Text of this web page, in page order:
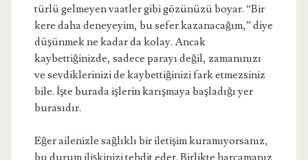
türlü gelmeyen vaatler gibi gözünüzü boyar. “Bir
kere daha deneyeyim, bu sefer kazanacağım,” diye
düşünmek ne kadar da kolay. Ancak
kaybettiğinizde, sadece parayı değil, zamanınızı
ve sevdiklerinizi de kaybettiğinizi fark etmezsiniz
bile. İşte burada işlerin karışmaya başladığı yer
burasıdır.
Eğer ailenizle sağlıklı bir iletişim kuramıyorsanız,
bu durum ilişkinizi tehdit eder. Birlikte harcamanız